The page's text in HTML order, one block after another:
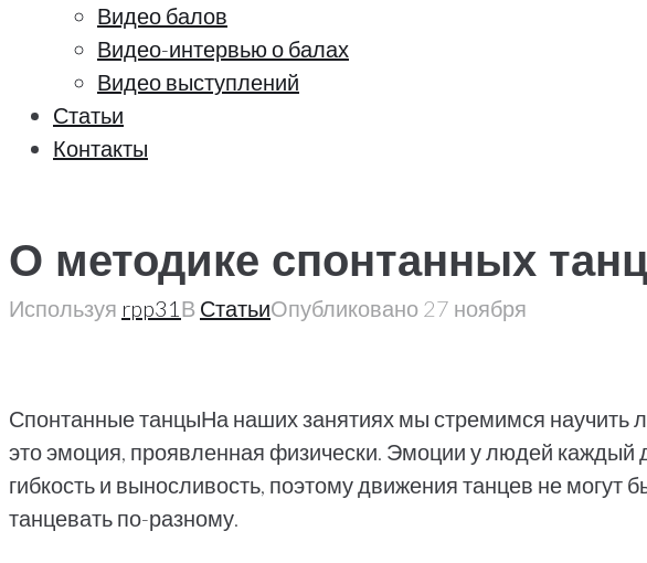
Видео балов
Видео-интервью о балах
Видео выступлений
Статьи
Контакты
О методике спонтанных
Используя rpp31 В СтатьиОпубликовано 27 ноября
Спонтанные танцыНа наших занятиях мы стремимся научить
это эмоция, проявленная физически. Эмоции у людей каждый
гибкость и выносливость, поэтому движения танцев не
танцевать по-разному.